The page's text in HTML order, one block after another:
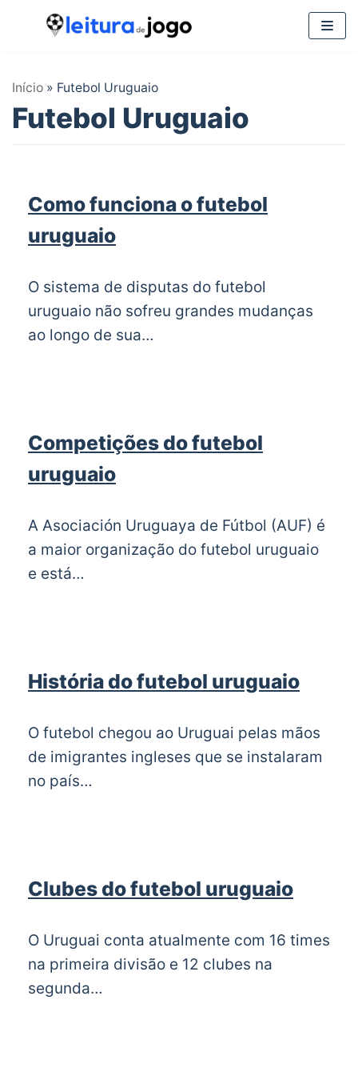
o
conteúdo
Início » Futebol Uruguaio
Futebol Uruguaio
Como funciona o futebol
uruguaio
O sistema de disputas do futebol
uruguaio não sofreu grandes mudanças
ao longo de sua…
Competições do futebol
uruguaio
A Asociación Uruguaya de Fútbol (AUF) é
a maior organização do futebol uruguaio
e está…
História do futebol uruguaio
O futebol chegou ao Uruguai pelas mãos
de imigrantes ingleses que se instalaram
no país…
Clubes do futebol uruguaio
O Uruguai conta atualmente com 16 times
na primeira divisão e 12 clubes na
segunda…